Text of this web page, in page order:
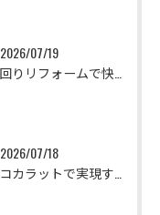
2026/07/19
2026/07/18